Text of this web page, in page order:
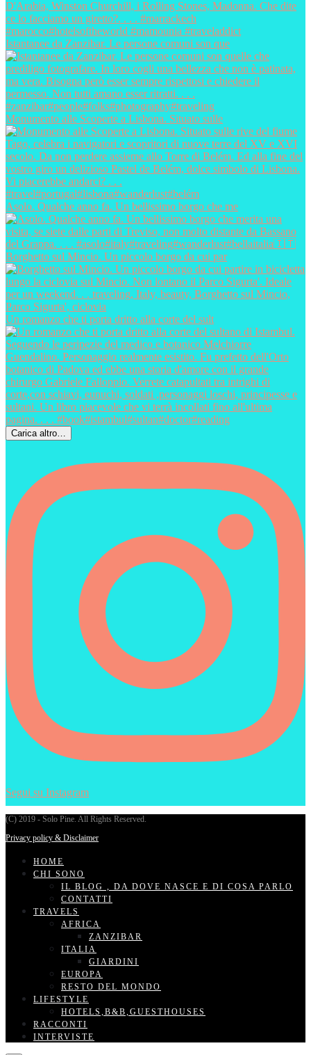
Istantanee da Zanzibar. Le persone comuni son que
Monumento alle Scoperte a Lisbona. Situato sulle
Asolo. Qualche anno fa. Un bellissimo borgo che me
Borghetto sul Mincio. Un piccolo borgo da cui par
Un romanzo che ti porta dritto alla corte del sult
Carica altro…
Segui su Instagram
(C) 2019 - Solo Pine. All Rights Reserved.
Privacy policy & Disclaimer
HOME
CHI SONO
IL BLOG , DA DOVE NASCE E DI COSA PARLO
CONTATTI
TRAVELS
AFRICA
ZANZIBAR
ITALIA
GIARDINI
EUROPA
RESTO DEL MONDO
LIFESTYLE
HOTELS,B&B,GUESTHOUSES
RACCONTI
INTERVISTE